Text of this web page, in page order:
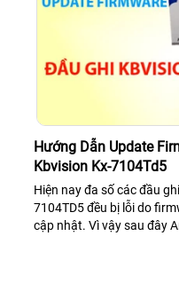
Hướng Dẫn Update
Kbvision Kx-7104Td5
Hiện nay đa số các đầu
7104TD5 đều bị lỗi do
cập nhật. Vì vậy sau đây An Thành Phát sẽ hướng